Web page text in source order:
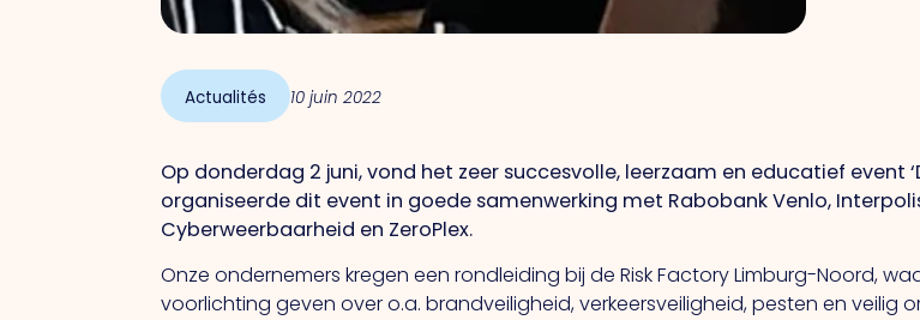
Actualités 10 juin 2022
Op donderdag 2 juni, vond het zeer succesvolle, leerzaam en educatief event
organiseerde dit event in goede samenwerking met Rabobank Venlo,
Cyberweerbaarheid en ZeroPlex.
Onze ondernemers kregen een rondleiding bij de Risk Factory Limburg-Noord,
voorlichting geven over o.a. brandveiligheid, verkeersveiligheid, pesten en veilig